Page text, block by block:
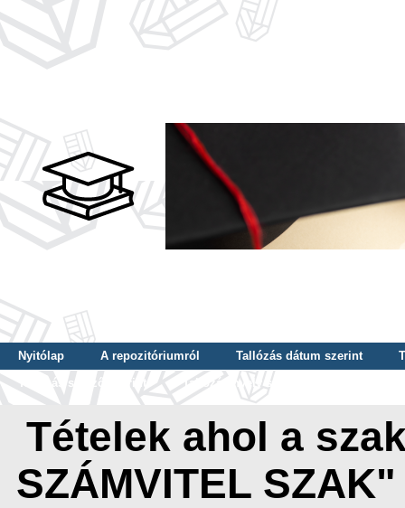
Nyitólap A repozitóriumról Tallózás dátum szerint
Tallózás szerző szerint
Tallózás nyelv szerint
Tételek ahol a
SZÁMVITEL